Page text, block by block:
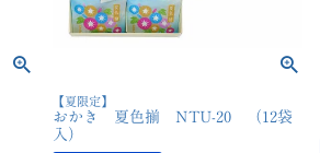
【夏限定】
おかき 夏色揃 NTU-20 （12袋
入）